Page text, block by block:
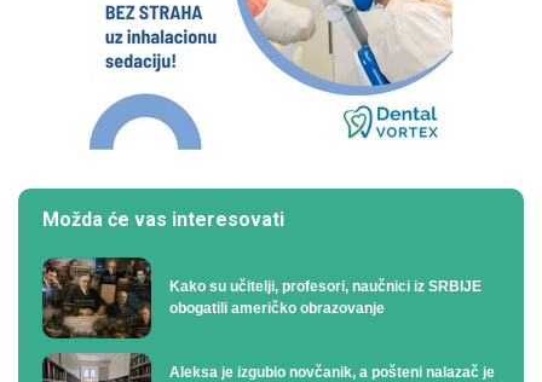
Možda će vas interesovati
Kako su učitelji, profesori, naučnici iz SRBIJE
obogatili američko obrazovanje
Aleksa je izgubio novčanik, a pošteni nalazač je